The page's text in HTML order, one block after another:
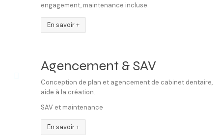
engagement, maintenance incluse.
En savoir +
Agencement & SAV
Conception de plan et agencement de cabinet dentaire,
aide à la création.
SAV et maintenance
En savoir +